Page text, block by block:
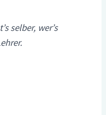
selber, wer’s